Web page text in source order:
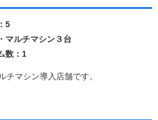
5
マルチマシン３台
数：1
マシン導入店舗です。